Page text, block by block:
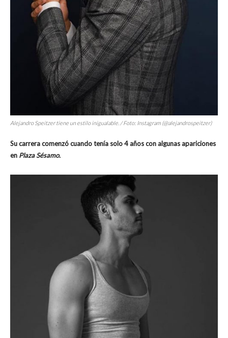
Alejandro Speitzer tiene un estilo inigualable. / Foto: Instagram (@alejandrospeitzer)
Su carrera comenzó cuando tenía solo 4 años con algunas apariciones
en Plaza Sésamo.